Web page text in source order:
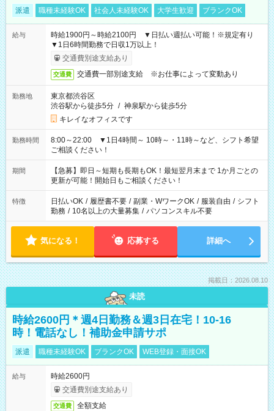
派遣 職種未経験OK 社会人未経験OK 大学生歓迎 ブランクOK
給与
時給1900円～時給2100円 ▼日払い週払い可能！※規定有り
▼1日6時間勤務で日収1万以上！
交通費別途支給あり
交通費 交通費一部別途支給 ※お仕事によって変動あり
勤務地
東京都渋谷区
渋谷駅から徒歩5分 / 神泉駅から徒歩5分
キレイなオフィスです
勤務時間
8:00～22:00 ▼1日4時間～ 10時～・11時～など、シフト希望
ご相談ください！
期間
【急募】即日～短期も長期もOK！最短翌月末まで 1か月ごとの
更新が可能！開始日もご相談ください！
特徴 日払いOK / 履歴書不要 / 副業・WワークOK / 服装自由 / シフト
勤務 / 10名以上の大量募集 / パソコンスキル不要
気になる！ 応募する 詳細へ
掲載日：2026.08.10
未読
時給2600円＊週4日勤務＆週3日在宅！10-16
時！電話なし！補助金申請サポ
派遣 職種未経験OK ブランクOK WEB登録・面接OK
給与
時給2600円
交通費別途支給あり
交通費 全額支給